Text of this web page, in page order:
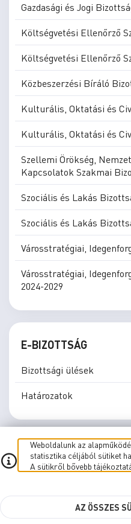
Gazdasági és Jogi
Költségvetési Ellenőrző
Költségvetési Ellenőrző
Közbeszerzési Bíráló
Kulturális, Oktatási és
Kulturális, Oktatási és
Szellemi Örökség,
Kapcsolatok Szakmai
Szociális és Lakás
Szociális és Lakás
Városstratégiai,
Városstratégiai,
2024-2029
E-BIZOTTSÁG
Bizottsági ülések
Határozatok
E-közgyűlés E-
Weboldalunk az
statisztika céljából sütiket
A sütikről bővebb
AZ ÖSSZES